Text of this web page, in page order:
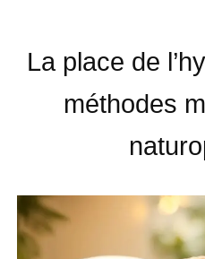
La place de
méthodes